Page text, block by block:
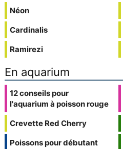
Néon
Cardinalis
Ramirezi
En aquarium
12 conseils pour
l'aquarium à poisson rouge
Crevette Red Cherry
Poissons pour débutant